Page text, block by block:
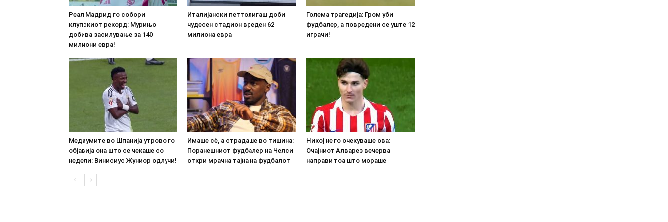
Реал Мадрид го собори
клупскиот рекорд: Мурињо
добива засилување за 140
милиони евра!
Италијански петтолигаш доби
чудесен стадион вреден 62
милиона евра
Голема трагедија: Гром уби
фудбалер, а повредени се уште 12
играчи!
Медиумите во Шпанија утрово го
објавија она што се чекаше со
недели: Винисиус Жуниор одлучи!
Имаше сè, а страдаше во тишина:
Поранешниот фудбалер на Челси
откри мрачна тајна на фудбалот
Никој не го очекуваше ова:
Очајниот Алварез вечерва
направи тоа што мораше